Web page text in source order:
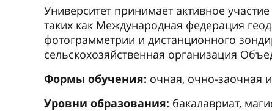
Университет принимает активное
таких как Международная федерация
фотограмметрии и дистанционного
сельскохозяйственная организация
Формы обучения: очная, очно-заочная
Уровни образования: бакалавриат,